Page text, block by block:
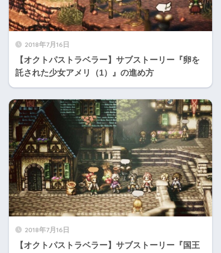
2018年7月16日
【オクトパストラベラー】サブストーリー『卵を
託された少女アメリ（1）』の進め方
2018年7月16日
【オクトパストラベラー】サブストーリー『国王